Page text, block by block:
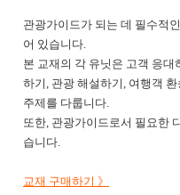
관광가이드가 되는 데 필수적
어 있습니다.
본 교재의 각 유닛은 고객 응대
하기, 관광 해설하기, 여행객
주제를 다룹니다.
또한, 관광가이드로서 필요한
습니다.
교재 구매하기 》